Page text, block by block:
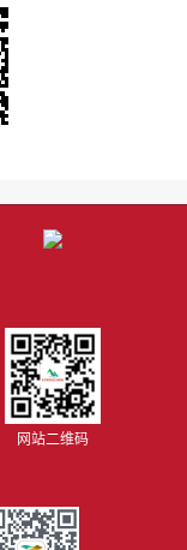
网站二维码